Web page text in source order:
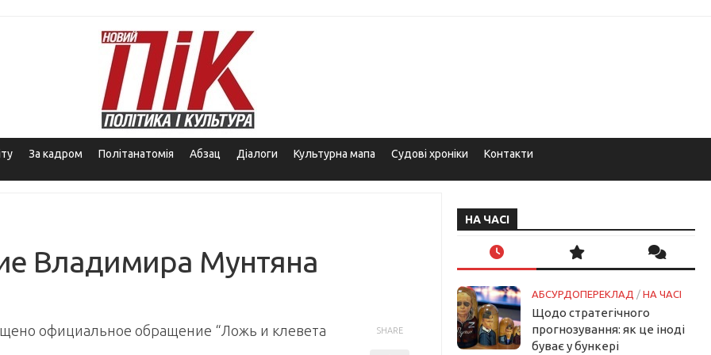
За кадром Політанатомія Абзац Діалоги Культурна мапа Судові хроніки Контакти
Владимира Мунтяна
официальное обращение “Ложь и клевета
SHARE
НА ЧАСІ
АБСУРДОПЕРЕКЛАД / НА ЧАСІ
Щодо стратегічного
прогнозування: як це іноді
буває у бункері